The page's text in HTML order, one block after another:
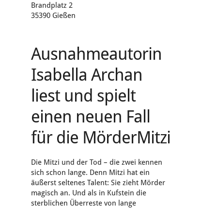
Brandplatz 2
35390 Gießen
Ausnahmeautorin
Isabella Archan
liest und spielt
einen neuen Fall
für die MörderMitzi
Die Mitzi und der Tod – die zwei kennen
sich schon lange. Denn Mitzi hat ein
äußerst seltenes Talent: Sie zieht Mörder
magisch an. Und als in Kufstein die
sterblichen Überreste von lange